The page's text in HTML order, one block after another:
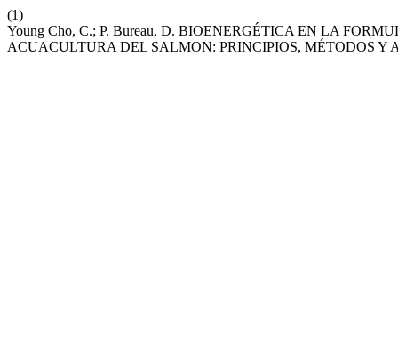
(1)
Young Cho, C.; P. Bureau, D. BIOENERGÉTICA EN LA
ACUACULTURA DEL SALMON: PRINCIPIOS, MÉTODOS Y